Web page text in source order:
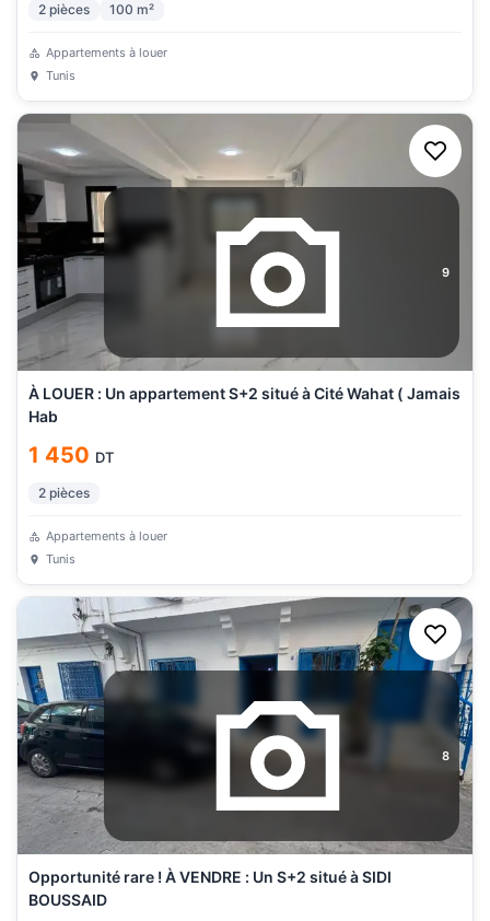
2 pièces 100 m²
Appartements à louer
Tunis
9
À LOUER : Un appartement S+2 situé à Cité Wahat ( Jamais
Hab
1 450 DT
2 pièces
Appartements à louer
Tunis
8
Opportunité rare ! À VENDRE : Un S+2 situé à SIDI
BOUSSAID